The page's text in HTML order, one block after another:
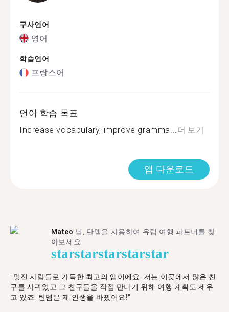
구사언어
영어
학습언어
프랑스어
언어 학습 목표
Increase vocabulary, improve gramma...더 보기
앱 다운로드
Mateo 님, 탄뎀을 사용하여 유럽 여행 파트너를 찾
아보세요.
starstarstarstarstar
"멋진 사람들로 가득한 최고의 앱이에요. 저는 이곳에서 많은 친
구를 사귀었고 그 친구들을 직접 만나기 위해 여행 계획도 세우
고 있죠. 탄뎀은 제 인생을 바꿨어요!"